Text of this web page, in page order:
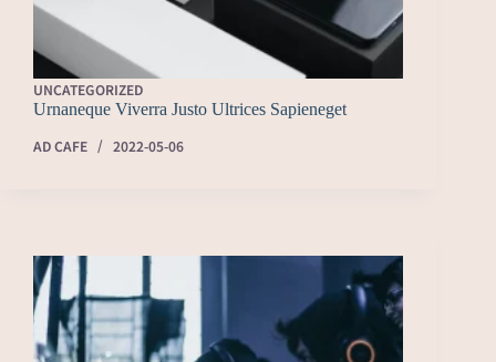
UNCATEGORIZED
Urnaneque Viverra Justo Ultrices Sapieneget
AD CAFE
2022-05-06